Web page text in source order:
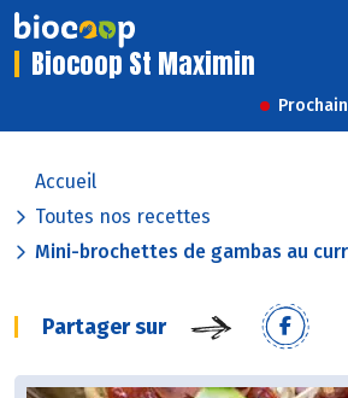
Biocoop St Maximin
Accueil
Toutes nos recettes
Mini-brochettes de gambas au
Partager sur